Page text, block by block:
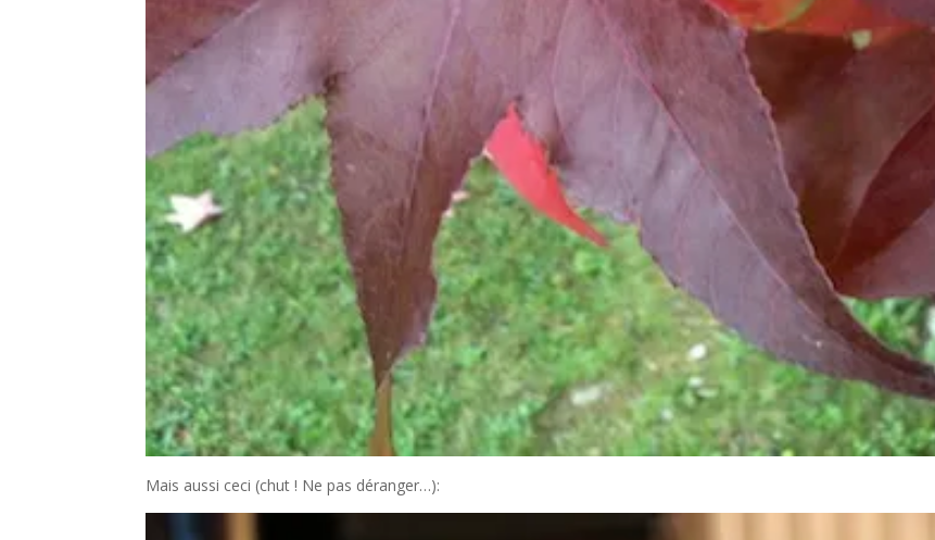
Mais aussi ceci (chut ! Ne pas déranger…):